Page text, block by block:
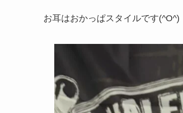
お耳はおかっぱスタイルです(^O^)